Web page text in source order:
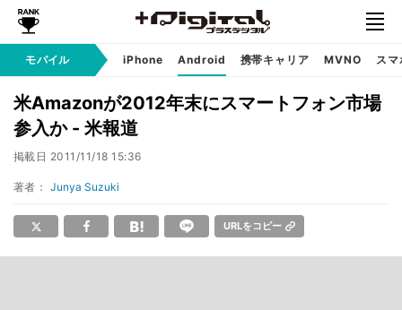
モバイル iPhone Android 携帯キャリア MVNO ス
米Amazonが2012年末にスマートフォン市場
参入か - 米報道
掲載日 2011/11/18 15:36
著者： Junya Suzuki
URLをコピー